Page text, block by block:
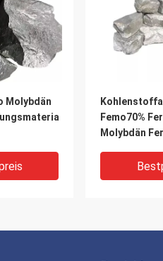
Molybdän
Femo70%
Molybdän